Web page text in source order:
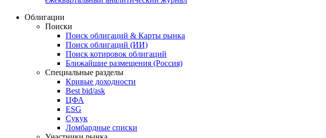
Журнал
Cbonds Review
ежеквартальный аналитический журнал
Облигации
Поиски
Поиск облигаций & Карты рынка
Поиск облигаций (ИИ)
Поиск котировок облигаций
Ближайшие размещения (Россия)
Специальные разделы
Кривые доходности
Best bid/ask
ЦФА